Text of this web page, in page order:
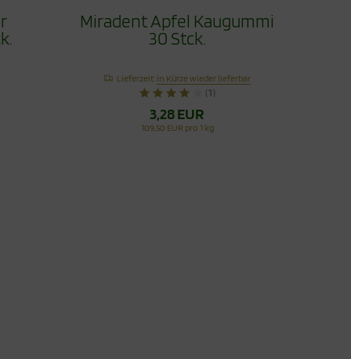
Miradent Apfel Kaugummi
30 Stck.
Lieferzeit: in Kürze wieder lieferbar
(1)
3,28 EUR
109,50 EUR pro 1 kg